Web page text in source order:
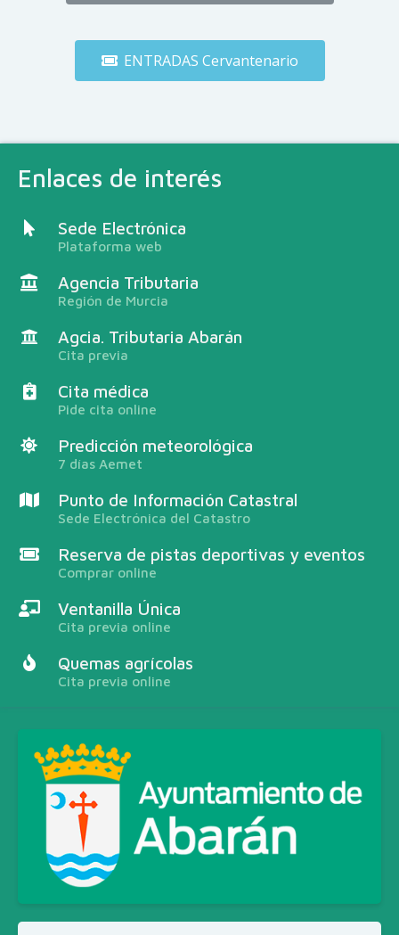
Enlaces de interés
Sede Electrónica
Plataforma web
Agencia Tributaria
Región de Murcia
Agcia. Tributaria Abarán
Cita previa
Cita médica
Pide cita online
Predicción meteorológica
7 días Aemet
Punto de Información Catastral
Sede Electrónica del Catastro
Reserva de pistas deportivas y eventos
Comprar online
Ventanilla Única
Cita previa online
Quemas agrícolas
Cita previa online
ENTRADAS Cervantenario